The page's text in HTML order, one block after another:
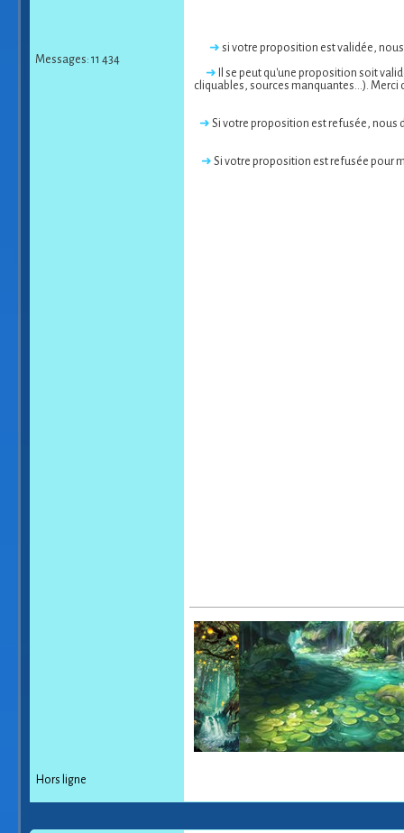
Messages: 11 434
➜ si votre proposition est validée,
➜ Il se peut qu'une proposition soit
cliquables, sources manquantes...).
➜ Si votre proposition est refusée, nous
➜ Si votre proposition est refusée pour
Hors ligne